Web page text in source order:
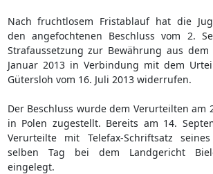
Nach fruchtlosem Fristablauf hat die
den angefochtenen Beschluss vom 2.
Strafaussetzung zur Bewährung aus
Januar 2013 in Verbindung mit dem
Gütersloh vom 16. Juli 2013 widerrufen.
Der Beschluss wurde dem Verurteilten am
in Polen zugestellt. Bereits am 14.
Verurteilte mit Telefax-Schriftsatz
selben Tag bei dem Landgericht
eingelegt.